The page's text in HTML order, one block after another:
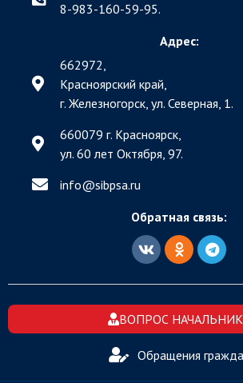
8-983-160-59-95.
Адрес:
662972,
Красноярский край,
г. Железногорск, ул. Северная, 1.
660079 г. Красноярск,
ул. 60 лет Октября, 97.
info@sibpsa.ru
Обратная связь:
ВОПРОС
Обращения